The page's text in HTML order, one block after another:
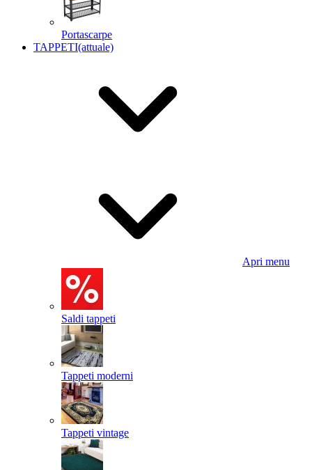
Portascarpe
TAPPETI(attuale)
Apri menu
Saldi tappeti
Tappeti moderni
Tappeti vintage